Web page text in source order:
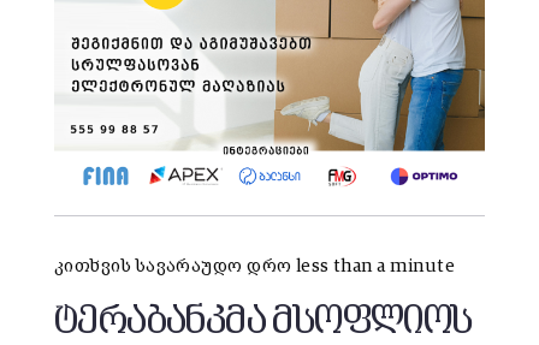
კითხვის სავარაუდო დრო less than a minute
ტერაბანკმა მსოფლიოს